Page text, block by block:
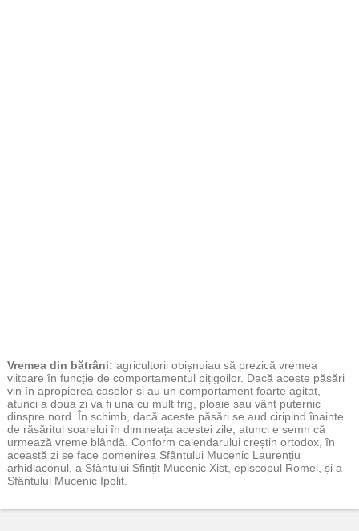
Vremea din bătrâni: agricultorii obișnuiau să prezică vremea
viitoare în funcție de comportamentul pițigoilor. Dacă aceste păsări
vin în apropierea caselor și au un comportament foarte agitat,
atunci a doua zi va fi una cu mult frig, ploaie sau vânt puternic
dinspre nord. În schimb, dacă aceste păsări se aud ciripind înainte
de răsăritul soarelui în dimineața acestei zile, atunci e semn că
urmează vreme blândă. Conform calendarului creștin ortodox, în
această zi se face pomenirea Sfântului Mucenic Laurențiu
arhidiaconul, a Sfântului Sfințit Mucenic Xist, episcopul Romei, și a
Sfântului Mucenic Ipolit.